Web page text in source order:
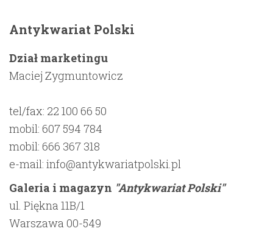
Antykwariat Polski
Dział marketingu
Maciej Zygmuntowicz
tel/fax: 22 100 66 50
mobil: 607 594 784
mobil: 666 367 318
e-mail: info@antykwariatpolski.pl
Galeria i magazyn "Antykwariat Polski"
ul. Piękna 11B/1
Warszawa 00-549